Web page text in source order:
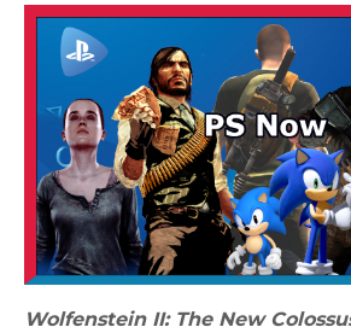
Wolfenstein II: The New